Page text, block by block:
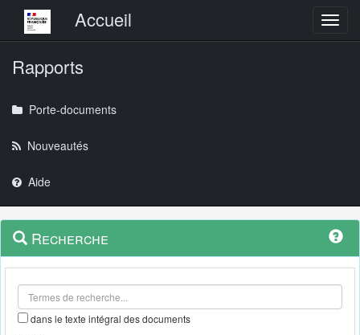
Menu principalAccueil
Rapports
Porte-documents
Nouveautés
Aide
Navigation
outils
Menu
contextuel
Recherche
dans le texte intégral des documents